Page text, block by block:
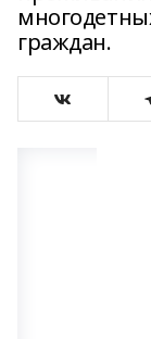
граждан.